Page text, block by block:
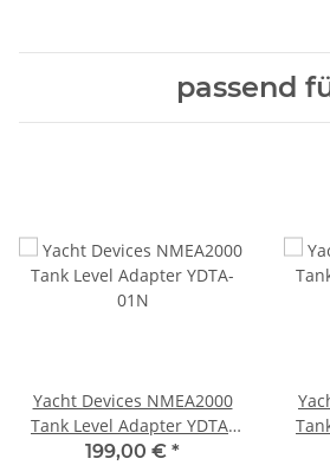
passend
Yacht Devices NMEA2000
Tank Level Adapter YDTA-
01N
199,00 € *